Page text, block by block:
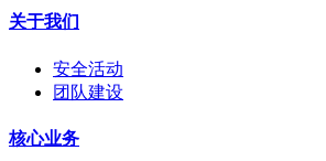
关于我们
安全活动
团队建设
核心业务